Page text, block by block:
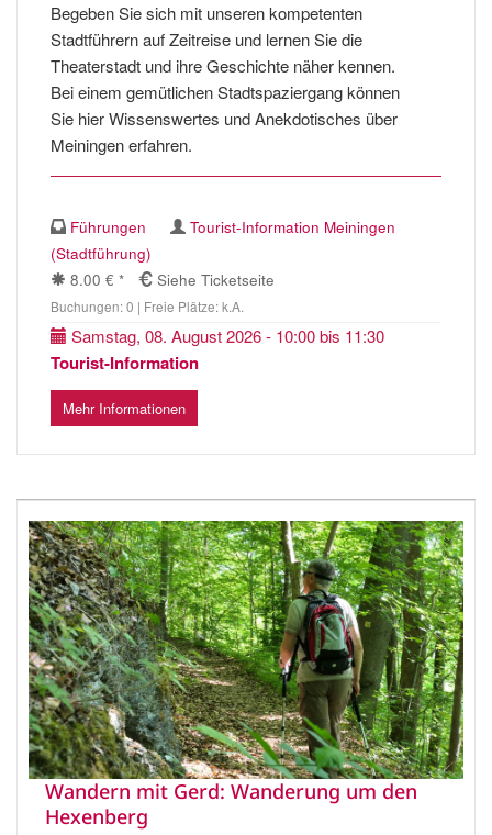
Begeben Sie sich mit unseren kompetenten
Stadtführern auf Zeitreise und lernen Sie die
Theaterstadt und ihre Geschichte näher kennen.
Bei einem gemütlichen Stadtspaziergang können
Sie hier Wissenswertes und Anekdotisches über
Meiningen erfahren.
Führungen
Tourist-Information Meiningen
(Stadtführung)
8.00 € *
Siehe Ticketseite
Buchungen: 0 | Freie Plätze: k.A.
Samstag, 08. August 2026 - 10:00 bis 11:30
Tourist-Information
Mehr Informationen
Wandern mit Gerd: Wanderung um den
Hexenberg